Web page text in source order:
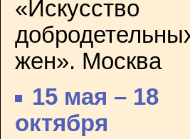
«Искусство
жен». Москва
15 мая – 18
октября